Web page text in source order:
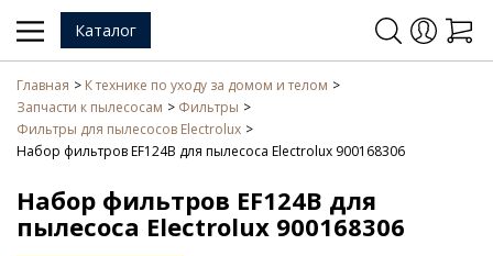
Каталог
Главная
К технике по уходу за домом и телом
Запчасти к пылесосам
Фильтры
Фильтры для пылесосов Electrolux
Набор фильтров EF124B для пылесоса Electrolux 900168306
Набор фильтров EF124B для
пылесоса Electrolux 900168306